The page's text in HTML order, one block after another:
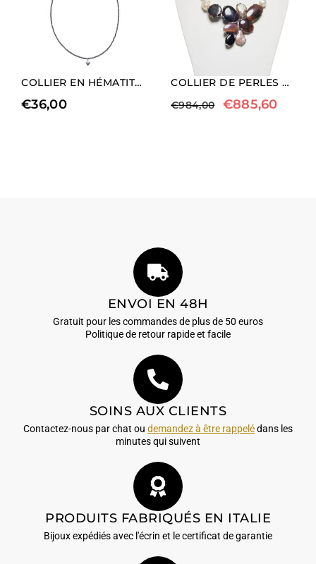
COLLIER EN HÉMATITE NATURELLE AVEC CHARM EN FORME DE CŒUR (LONGUEUR COURTE)
€36,00
COLLIER DE PERLES ET DE JASPE DE L’OUTBACK
€984,00 €885,60
ENVOI EN 48H
Gratuit pour les commandes de plus de 50 euros
Politique de retour rapide et facile
SOINS AUX CLIENTS
Contactez-nous par chat ou demandez à être rappelédans les
minutes qui suivent
PRODUITS FABRIQUÉS EN ITALIE
Bijoux expédiés avec l'écrin et le certificat de garantie